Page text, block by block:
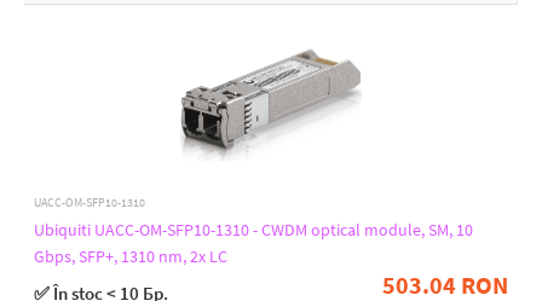
UACC-OM-SFP10-1310
Ubiquiti UACC-OM-SFP10-1310 - CWDM optical module, SM, 10
Gbps, SFP+, 1310 nm, 2x LC
✅ În stoc < 10 Бр.
503.04 RON